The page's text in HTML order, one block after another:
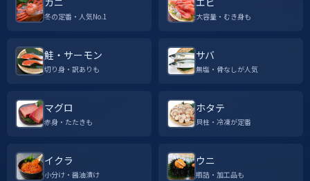
冬の定番・人気No.1 大容量・むき身も
鮭・サーモン
切り身・訳ありも
サバ
無塩・骨なしが人気
マグロ
赤身・たたきも
ホタテ
貝柱・冷凍が定番
イクラ
小分け・醤油漬け
ウニ
瓶詰・加工品も